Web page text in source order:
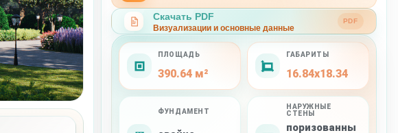
ПЛОЩАДЬ
390.64 м²
ГАБАРИТЫ
16.84x18.34
ФУНДАМЕНТ
НАРУЖНЫЕ
СТЕНЫ
поризованны
Скачать PDF
Визуализации и основные данные
PDF